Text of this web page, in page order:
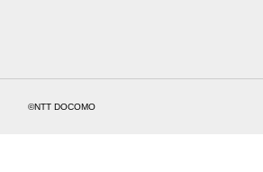
©NTT DOCOMO